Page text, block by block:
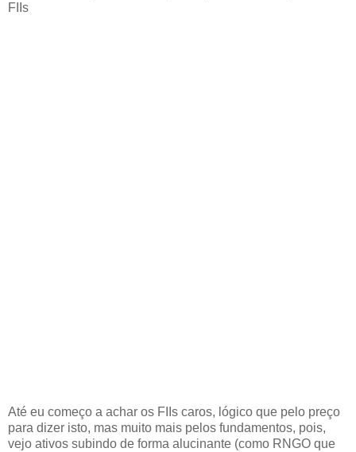
FIIs
Até eu começo a achar os FIIs caros, lógico que pelo preço
para dizer isto, mas muito mais pelos fundamentos, pois,
vejo ativos subindo de forma alucinante (como RNGO que